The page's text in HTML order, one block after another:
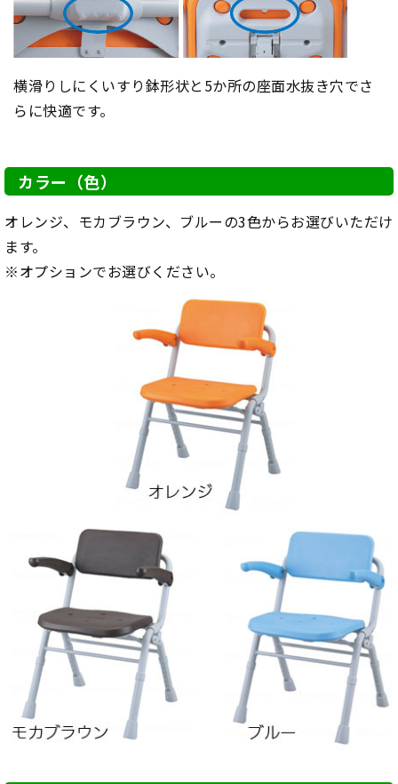
横滑りしにくいすり鉢形状と5か所の座面水抜き穴でさ
らに快適です。
カラー（色）
オレンジ、モカブラウン、ブルーの3色からお選びいただけ
ます。
※オプションでお選びください。